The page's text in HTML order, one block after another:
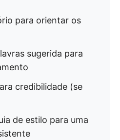
para orientar os
sugerida para
credibilidade (se
de estilo para uma